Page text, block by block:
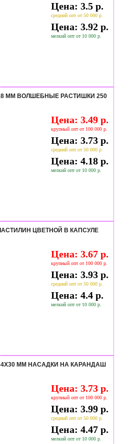
Цена: 3.5 р.
средний опт от 50 000 р.
Цена: 3.92 р.
мелкий опт от 10 000 р.
ММ ВОЛШЕБНЫЕ РАСТИШКИ 250
Цена: 3.49 р.
крупный опт от 100 000 р.
Цена: 3.73 р.
средний опт от 50 000 р.
Цена: 4.18 р.
мелкий опт от 10 000 р.
ЦВЕТНОЙ В КАПСУЛЕ
Цена: 3.67 р.
крупный опт от 100 000 р.
Цена: 3.93 р.
средний опт от 50 000 р.
Цена: 4.4 р.
мелкий опт от 10 000 р.
ММ НАСАДКИ НА КАРАНДАШ
Цена: 3.73 р.
крупный опт от 100 000 р.
Цена: 3.99 р.
средний опт от 50 000 р.
Цена: 4.47 р.
мелкий опт от 10 000 р.